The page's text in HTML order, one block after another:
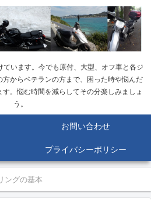
います。今でも原付、大型、オフ車と各ジ
からベテランの方まで、困った時や悩んだ
。悩む時間を減らしてその分楽しみましょ
う。
お問い合わせ
プライバシーポリシー
ングの基本